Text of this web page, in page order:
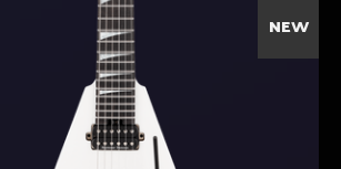
NEW